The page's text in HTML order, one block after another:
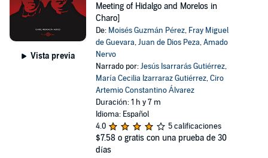
Vista previa
Meeting of Hidalgo and Morelos in
Charo]
De: Moisés Guzmán Pérez, Fray Miguel
de Guevara,Juan de Dios Peza,Amado
Nervo
Narrado por:Jesús Isarrarás Gutiérrez,
María Cecilia Izarraraz Gutiérrez,Ciro
Artemio Constantino Álvarez
Duración: 1 h y 7 m
Idioma: Español
4.0
5 calificaciones
$7.58 o gratis con una prueba de 30
días